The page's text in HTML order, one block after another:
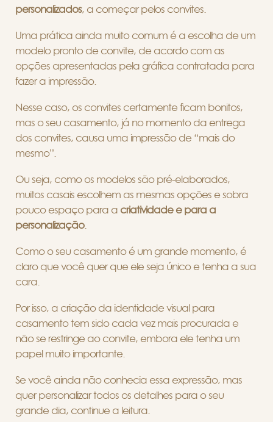
personalizados, a começar pelos convites.
Uma prática ainda muito comum é a escolha de um
modelo pronto de convite, de acordo com as
opções apresentadas pela gráfica contratada para
fazer a impressão.
Nesse caso, os convites certamente ficam bonitos,
mas o seu casamento, já no momento da entrega
dos convites, causa uma impressão de “mais do
mesmo”.
Ou seja, como os modelos são pré-elaborados,
muitos casais escolhem as mesmas opções e sobra
pouco espaço para a criatividade e para a
personalização.
Como o seu casamento é um grande momento, é
claro que você quer que ele seja único e tenha a sua
cara.
Por isso, a criação da identidade visual para
casamento tem sido cada vez mais procurada e
não se restringe ao convite, embora ele tenha um
papel muito importante.
Se você ainda não conhecia essa expressão, mas
quer personalizar todos os detalhes para o seu
grande dia, continue a leitura.